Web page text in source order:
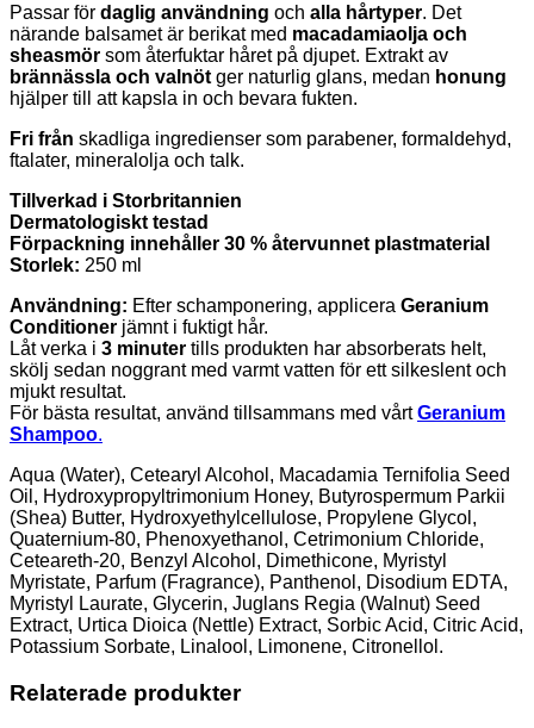
Passar för daglig användning och alla hårtyper. Det
närande balsamet är berikat med macadamiaolja och
sheasmör som återfuktar håret på djupet. Extrakt av
brännässla och valnöt ger naturlig glans, medan honung
hjälper till att kapsla in och bevara fukten.
Fri från skadliga ingredienser som parabener, formaldehyd,
ftalater, mineralolja och talk.
Tillverkad i Storbritannien
Dermatologiskt testad
Förpackning innehåller 30 % återvunnet plastmaterial
Storlek: 250 ml
Användning: Efter schamponering, applicera Geranium
Conditioner jämnt i fuktigt hår.
Låt verka i 3 minuter tills produkten har absorberats helt,
skölj sedan noggrant med varmt vatten för ett silkeslent och
mjukt resultat.
För bästa resultat, använd tillsammans med vårtGeranium
Shampoo.
Aqua (Water), Cetearyl Alcohol, Macadamia Ternifolia Seed
Oil, Hydroxypropyltrimonium Honey, Butyrospermum Parkii
(Shea) Butter, Hydroxyethylcellulose, Propylene Glycol,
Quaternium-80, Phenoxyethanol, Cetrimonium Chloride,
Ceteareth-20, Benzyl Alcohol, Dimethicone, Myristyl
Myristate, Parfum (Fragrance), Panthenol, Disodium EDTA,
Myristyl Laurate, Glycerin, Juglans Regia (Walnut) Seed
Extract, Urtica Dioica (Nettle) Extract, Sorbic Acid, Citric Acid,
Potassium Sorbate, Linalool, Limonene, Citronellol.
Relaterade produkter